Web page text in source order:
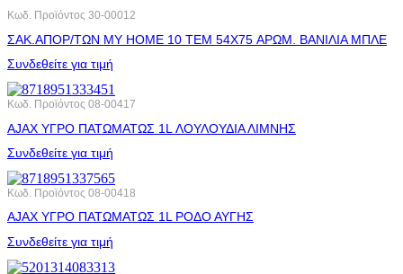
Κωδ. Προϊόντος 30-00012
ΣΑΚ.ΑΠΟΡ/ΤΩΝ MY HOME 10 ΤΕΜ 54X75 ΑΡΩΜ. ΒΑΝΙΛΙΑ ΜΠΛΕ
Συνδεθείτε για τιμή
Κωδ. Προϊόντος 08-00417
AJAX ΥΓΡΟ ΠΑΤΩΜΑΤΩΣ 1L ΛΟΥΛΟΥΔΙΑ ΛΙΜΝΗΣ
Συνδεθείτε για τιμή
Κωδ. Προϊόντος 08-00418
AJAX ΥΓΡΟ ΠΑΤΩΜΑΤΩΣ 1L ΡΟΔΟ ΑΥΓΗΣ
Συνδεθείτε για τιμή